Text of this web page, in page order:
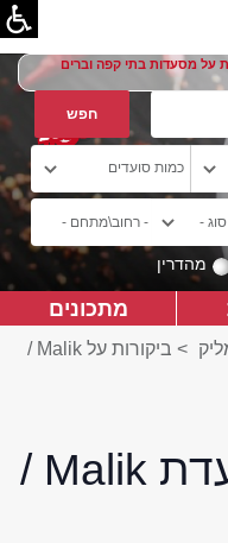
על מסעדות בתי קפה וברים
מהדרין
מתכונים
>
ביקורות על Malik /
ביקורות על מסעדת Malik /